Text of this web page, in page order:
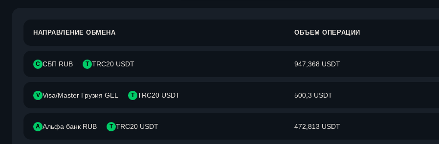
НАПРАВЛЕНИЕ ОБМЕНА ОБЪЕМ ОПЕРАЦИИ
С СБП RUB T TRC20 USDT 947,368 USDT
V Visa/Master Грузия GEL T TRC20 USDT 500,3 USDT
А Альфа банк RUB T TRC20 USDT 472,813 USDT